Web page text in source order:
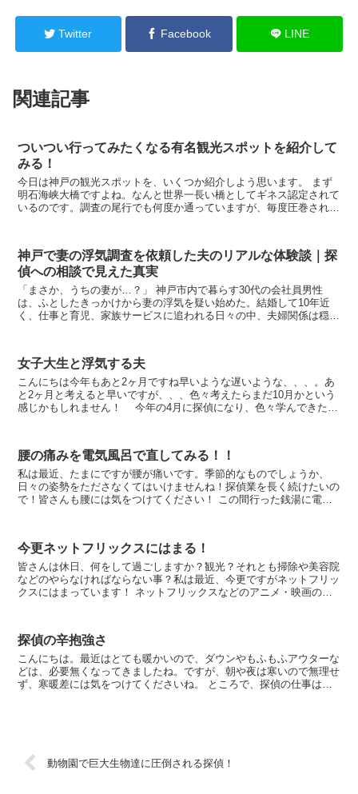
Twitter Facebook LINE
関連記事
ついつい行ってみたくなる有名観光スポットを紹介して
みる！
今日は神戸の観光スポットを、いくつか紹介しよう思います。 まず
明石海峡大橋ですよね。なんと世界一長い橋としてギネス認定されて
いるのです。調査の尾行でも何度か通っていますが、毎度圧巻されま
神戸で妻の浮気調査を依頼した夫のリアルな体験談｜探
偵への相談で見えた真実
「まさか、うちの妻が…？」 神戸市内で暮らす30代の会社員男性
は、ふとしたきっかけから妻の浮気を疑い始めた。結婚して10年近
く、仕事と育児、家族サービスに追われる日々の中、夫婦関係は穏や
女子大生と浮気する夫
こんにちは今年もあと2ヶ月ですね早いような遅いような、、、。あ
と2ヶ月と考えると早いですが、、、色々考えたらまだ10月かという
感じかもしれません！ 今年の4月に探偵になり、色々学んできたの
腰の痛みを電気風呂で直してみる！！
私は最近、たまにですが腰が痛いです。季節的なものでしょうか、
日々の姿勢をたださなくてはいけませんね！探偵業を長く続けたいの
で！皆さんも腰には気をつけてください！ この間行った銭湯に電気
今更ネットフリックスにはまる！
皆さんは休日、何をして過ごしますか？観光？それとも掃除や美容院
などのやらなければならない事？私は最近、今更ですがネットフリッ
クスにはまっています！ ネットフリックスなどのアニメ・映画の配
探偵の辛抱強さ
こんにちは。最近はとても暖かいので、ダウンやもふもふアウターな
どは、必要無くなってきましたね。ですが、朝や夜は寒いので無理せ
ず、寒暖差には気をつけてくださいね。 ところで、探偵の仕事は、
動物園で巨大生物達に圧倒される探偵！